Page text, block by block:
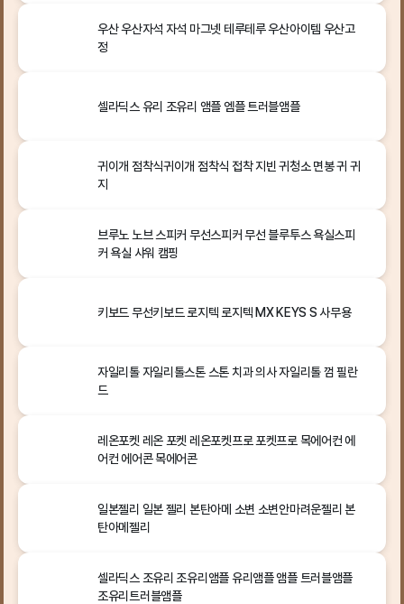
우산 우산자석 자석 마그넷 테루테루 우산아이템 우산고
정
셀라딕스 유리 조유리 앰플 엠플 트러블앰플
귀이개 점착식귀이개 점착식 접착 지빈 귀청소 면봉 귀 귀
지
브루노 노브 스피커 무선스피커 무선 블루투스 욕실스피
커 욕실 샤워 캠핑
키보드 무선키보드 로지텍 로지텍 MX KEYS S 사무용
자일리톨 자일리톨스톤 스톤 치과 의사 자일리톨 껌 필란
드
레온포켓 레온 포켓 레온포켓프로 포켓프로 목에어컨 에
어컨 에어콘 목에어콘
일본젤리 일본 젤리 본탄아메 소변 소변안마려운젤리 본
탄아메젤리
셀라딕스 조유리 조유리앰플 유리앰플 앰플 트러블앰플
조유리트러블앰플